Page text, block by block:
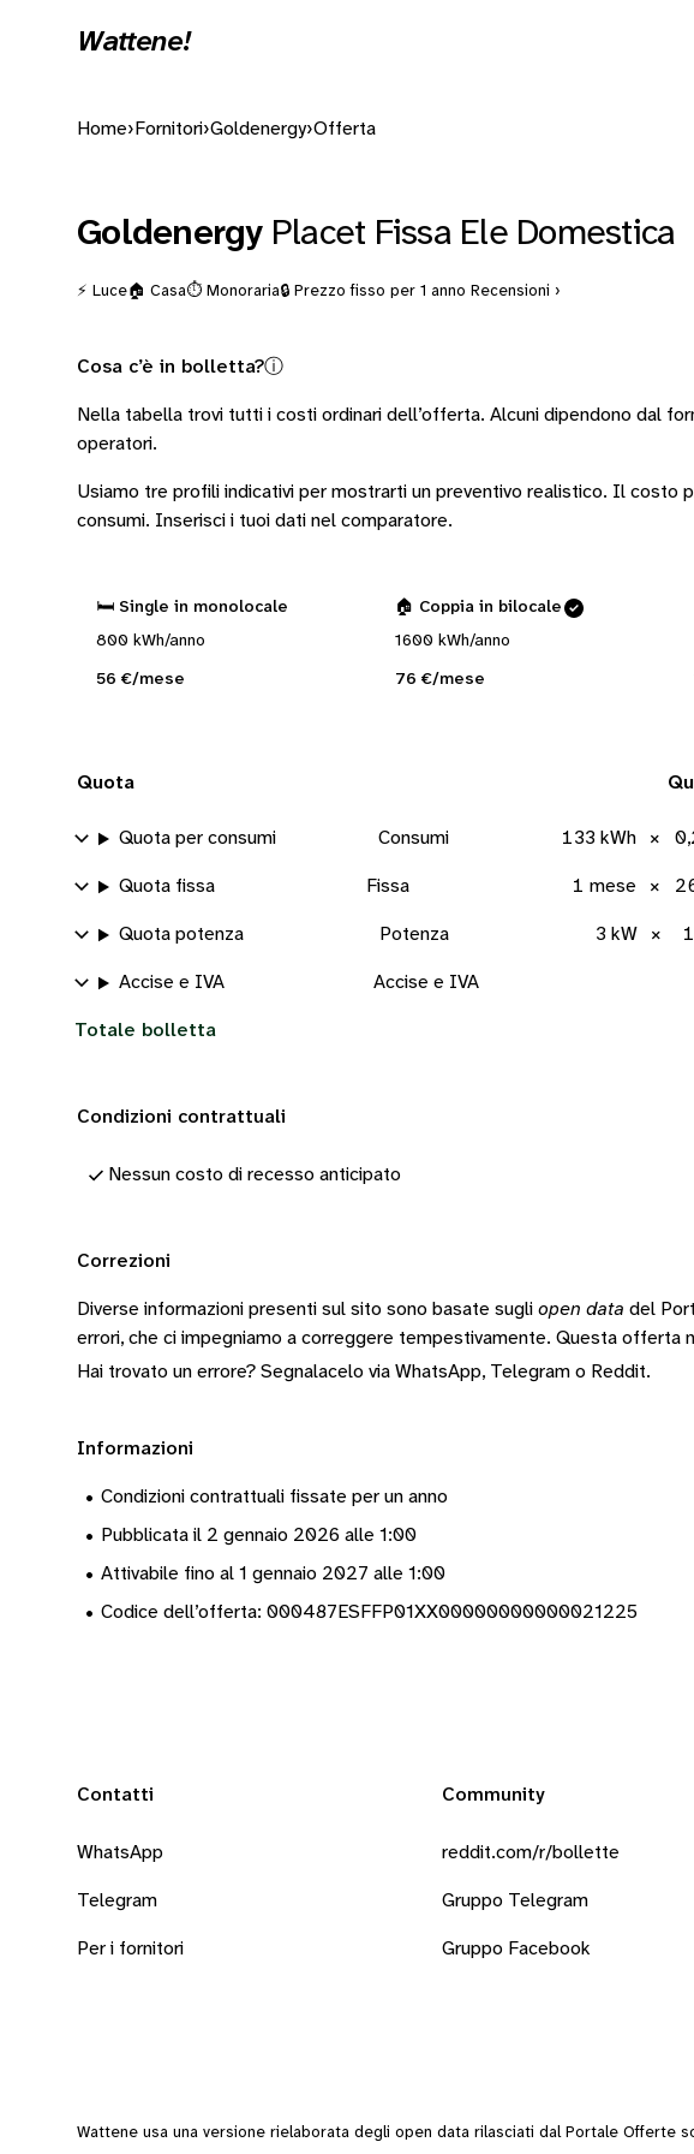
Wattene!
Home› Fornitori›Goldenergy›Offerta
Goldenergy Placet Fissa Ele Domestica
⚡ Luce🏠 Casa⏱️ Monoraria🔒 Prezzo fisso per 1 anno Recensioni ›
Cosa c’è in bolletta?ⓘ
Nella tabella trovi tutti i costi ordinari dell’offerta. Alcuni dipendono dal
operatori.
Usiamo tre profili indicativi per mostrarti un preventivo realistico. Il costo
consumi. Inserisci i tuoi dati nel comparatore.
🛏️ Single in monolocale
800 kWh/anno
56 €/mese
🏠 Coppia in bilocale
1600 kWh/anno
76 €/mese
Quota
Quota per consumi Consumi 133 kWh ×
Quota fissa Fissa 1 mese ×
Quota potenza Potenza 3 kW ×
Accise e IVA Accise e IVA
Totale bolletta
Condizioni contrattuali
Nessun costo di recesso anticipato
Correzioni
Diverse informazioni presenti sul sito sono basate sugli open data del
errori, che ci impegniamo a correggere tempestivamente. Questa offerta
Hai trovato un errore? Segnalacelo via WhatsApp, Telegram o Reddit.
Informazioni
• Condizioni contrattuali fissate per un anno
• Pubblicata il 2 gennaio 2026 alle 1:00
• Attivabile fino al 1 gennaio 2027 alle 1:00
• Codice dell’offerta: 000487ESFFP01XX00000000000021225
Contatti
WhatsApp
Telegram
Per i fornitori
Community
reddit.com/r/bollette
Gruppo Telegram
Gruppo Facebook
Wattene usa una versione rielaborata degli open data rilasciati dal Portale Offerte